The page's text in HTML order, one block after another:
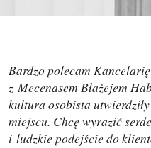
Bardzo polecam
z Mecenasem Błażejem
kultura osobista utwierdziły
miejscu. Chcę wyrazić
i ludzkie podejście do